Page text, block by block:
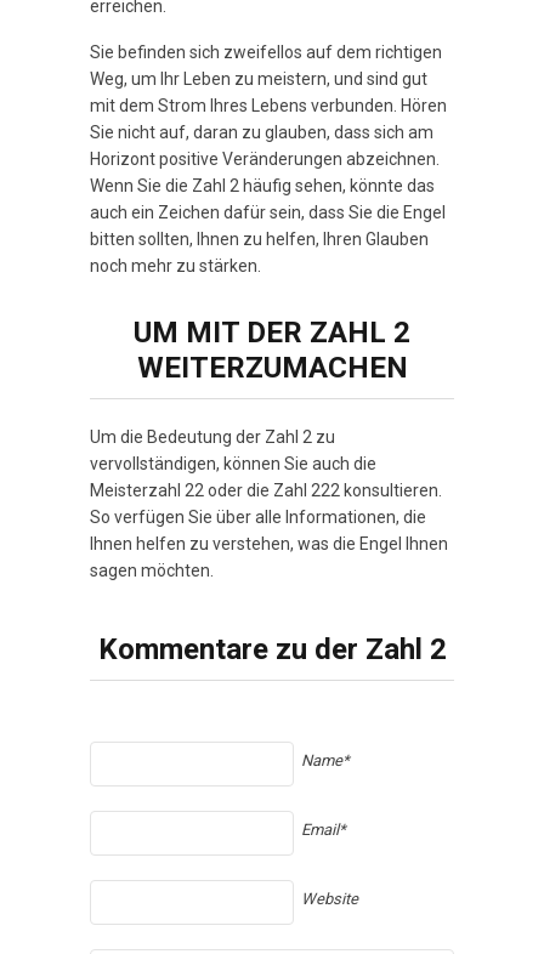
erreichen.
Sie befinden sich zweifellos auf dem richtigen
Weg, um Ihr Leben zu meistern, und sind gut
mit dem Strom Ihres Lebens verbunden. Hören
Sie nicht auf, daran zu glauben, dass sich am
Horizont positive Veränderungen abzeichnen.
Wenn Sie die Zahl 2 häufig sehen, könnte das
auch ein Zeichen dafür sein, dass Sie die Engel
bitten sollten, Ihnen zu helfen, Ihren Glauben
noch mehr zu stärken.
UM MIT DER ZAHL 2
WEITERZUMACHEN
Um die Bedeutung der Zahl 2 zu
vervollständigen, können Sie auch die
Meisterzahl 22 oder die Zahl 222 konsultieren.
So verfügen Sie über alle Informationen, die
Ihnen helfen zu verstehen, was die Engel Ihnen
sagen möchten.
Kommentare zu der Zahl 2
Name*
Email*
Website